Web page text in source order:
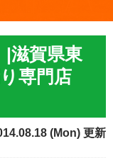
滋賀県東
り専門店
(Mon) 更新